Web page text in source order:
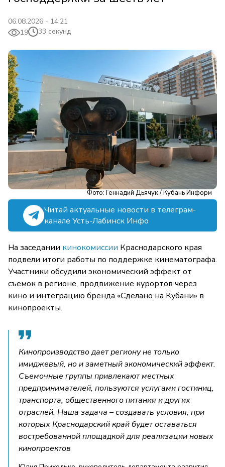
06.08.2026 - 14:21
19
33 секунд
Фото: Геннадий Дьячук / Кубань Информ
Читай актуальные новости в телеграм-
канале Усть-Лабинск Инфо
На заседании кинокомиссии Краснодарского края
подвели итоги работы по поддержке кинематографа.
Участники обсудили экономический эффект от
съемок в регионе, продвижение курортов через
кино и интеграцию бренда «Сделано на Кубани» в
кинопроекты.
Кинопроизводство дает региону не только
имиджевый, но и заметный экономический эффект.
Съемочные группы привлекают местных
предпринимателей, пользуются услугами гостиниц,
транспорта, общественного питания и других
отраслей. Наша задача – создавать условия, при
которых Краснодарский край будет оставаться
востребованной площадкой для реализации новых
кинопроектов